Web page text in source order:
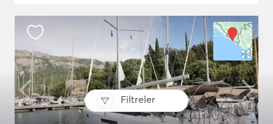
Filtreler